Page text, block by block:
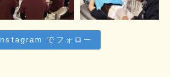
Instagram でフォロー